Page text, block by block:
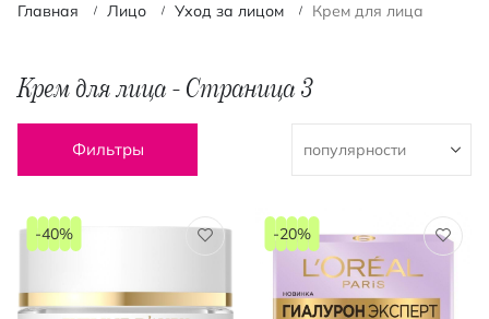
Главная Лицо Уход за лицом Крем для лица
Крем для лица - Страница 3
Фильтры
-40% -20%